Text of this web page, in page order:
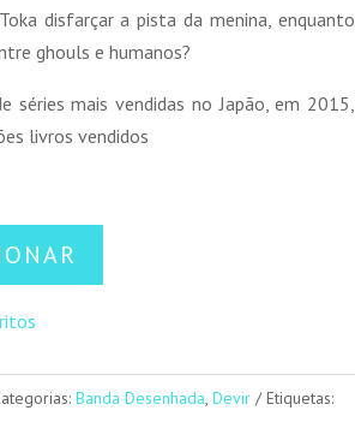
disfarçar a pista da menina, enquanto
ghouls e humanos?
séries mais vendidas no Japão, em 2015,
livros vendidos
Banda Desenhada, Devir
Etiquetas: